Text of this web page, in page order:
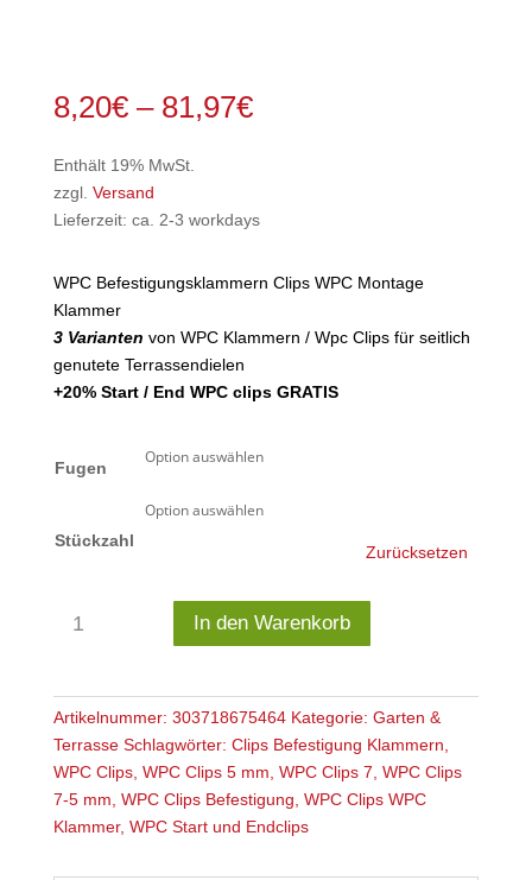
8,20€ – 81,97€Preisspanne:
Enthält 19% MwSt.
zzgl. Versand
Lieferzeit: ca. 2-3 workdays
WPC Befestigungsklammern Clips WPC Montage
Klammer
3 Varianten von WPC Klammern / Wpc Clips für seitlich
genutete Terrassendielen
+20% Start / End WPC clips GRATIS
Fugen
Stückzahl
Zurücksetzen
Befestigungsklammern
Montage
Klammer
Menge
In den Warenkorb
Artikelnummer: 303718675464 Kategorie: Garten &
Terrasse Schlagwörter: Clips Befestigung Klammern
WPC Clips, WPC Clips 5 mm WPC Clips 7 WPC Clips
7-5 mm WPC Clips Befestigung WPC Clips WPC
Klammer, WPC Start und Endclips